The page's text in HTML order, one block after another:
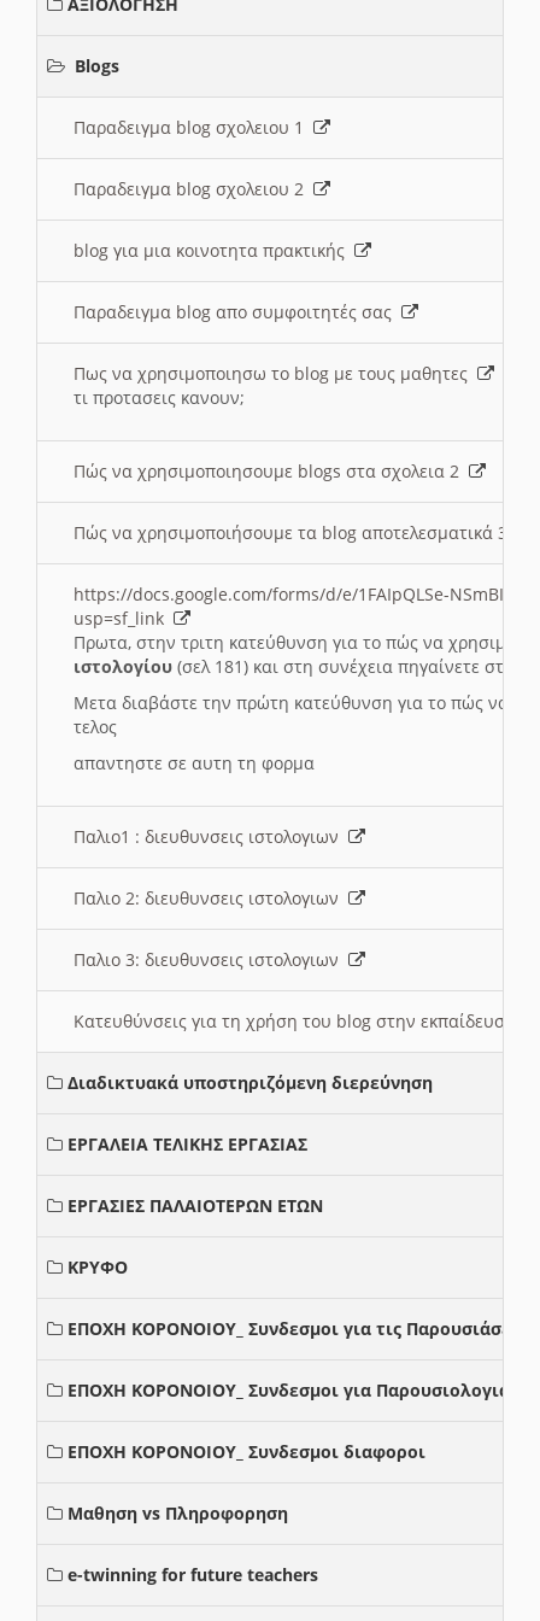
Blogs
Παραδειγμα blog σχολειου 1
Παραδειγμα blog σχολειου 2
blog για μια κοινοτητα πρακτικής
Παραδειγμα blog απο συμφοιτητές σας
Πως να χρησιμοποιησω το blog με τους μαθητες
τι προτασεις κανουν;
Πώς να χρησιμοποιησουμε blogs στα σχολεια 2
Πώς να χρησιμοποιήσουμε τα blog αποτελεσματικά 3
https://docs.google.com/forms/d/e/1FAIpQLSe-NSmBI-
usp=sf_link
Πρωτα, στην τριτη κατεύθυνση για το πώς να
ιστολογίου (σελ 181) και στη συνέχεια πηγαίνετε στο
Μετα διαβάστε την πρώτη κατεύθυνση για το πώς να
τελος
απαντηστε σε αυτη τη φορμα
Παλιο1 : διευθυνσεις ιστολογιων
Παλιο 2: διευθυνσεις ιστολογιων
Παλιο 3: διευθυνσεις ιστολογιων
Κατευθύνσεις για τη χρήση του blog στην εκπαίδευση
Διαδικτυακά υποστηριζόμενη διερεύνηση
ΕΡΓΑΛΕΙΑ ΤΕΛΙΚΗΣ ΕΡΓΑΣΙΑΣ
ΕΡΓΑΣΙΕΣ ΠΑΛΑΙΟΤΕΡΩΝ ΕΤΩΝ
ΚΡΥΦΟ
ΕΠΟΧΗ ΚΟΡΟΝΟΙΟΥ_ Συνδεσμοι για τις Παρουσιάσεις
ΕΠΟΧΗ ΚΟΡΟΝΟΙΟΥ_ Συνδεσμοι για Παρουσιολογια
ΕΠΟΧΗ ΚΟΡΟΝΟΙΟΥ_ Συνδεσμοι διαφοροι
Μαθηση vs Πληροφορηση
e-twinning for future teachers